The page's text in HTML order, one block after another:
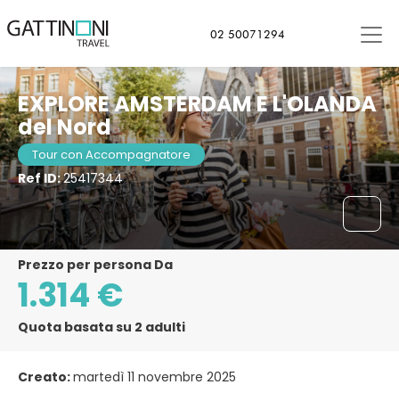
02 50071294
EXPLORE AMSTERDAM E L'OLANDA
del Nord
Tour con Accompagnatore
Ref ID:25417344
Amsterdam, Paesi Bassi
Prezzo per persona Da
1.314 €
Quota basata su 2 adulti
Creato:martedì 11 novembre 2025